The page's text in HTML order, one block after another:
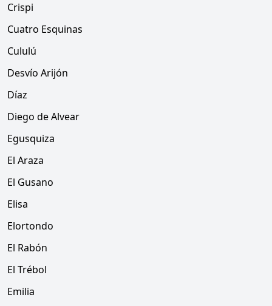
Crispi
Cuatro Esquinas
Cululú
Desvío Arijón
Díaz
Diego de Alvear
Egusquiza
El Araza
El Gusano
Elisa
Elortondo
El Rabón
El Trébol
Emilia